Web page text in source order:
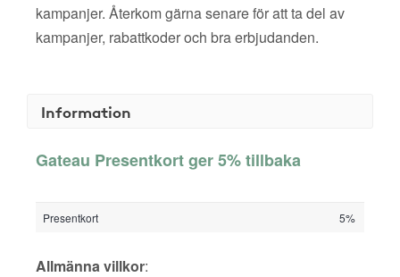
kampanjer. Återkom gärna senare för att ta del av
kampanjer, rabattkoder och bra erbjudanden.
Information
Gateau Presentkort ger 5% tillbaka
Presentkort 5%
Allmänna villkor: